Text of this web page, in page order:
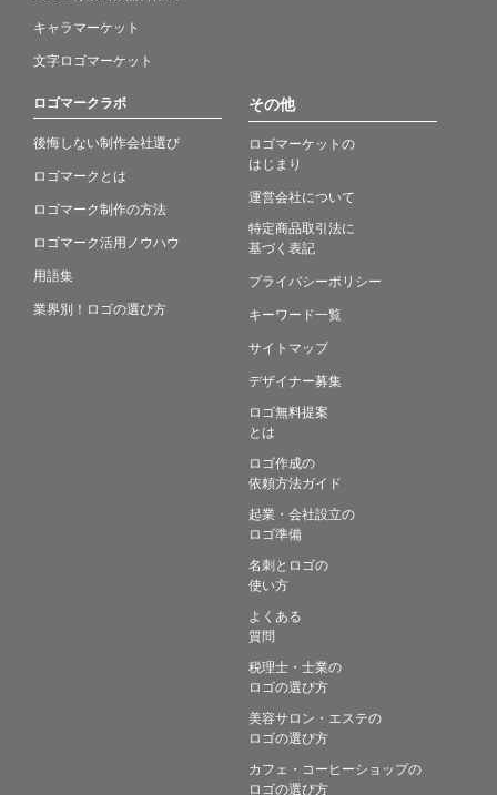
キャラマーケット
文字ロゴマーケット
ロゴマークラボ
後悔しない制作会社選び
ロゴマークとは
ロゴマーク制作の方法
ロゴマーク活用ノウハウ
用語集
業界別！ロゴの選び方
その他
ロゴマーケットの
はじまり
運営会社について
特定商品取引法に
基づく表記
プライバシーポリシー
キーワード一覧
サイトマップ
デザイナー募集
ロゴ無料提案
とは
ロゴ作成の
依頼方法ガイド
起業・会社設立の
ロゴ準備
名刺とロゴの
使い方
よくある
質問
税理士・士業の
ロゴの選び方
美容サロン・エステの
ロゴの選び方
カフェ・コーヒーショップの
ロゴの選び方